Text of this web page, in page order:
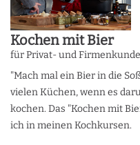
Kochen mit Bier
für Privat- und
"Mach mal ein Bier in die
vielen Küchen, wenn es
kochen. Das "Kochen mit
ich in meinen Kochkursen.